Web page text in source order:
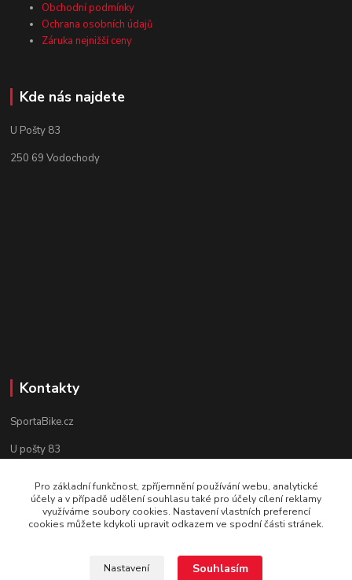
Obchodní podmínky
Ochrana osobních údajů
Záruka nejnižší ceny
Kde nás najdete
U Pošty 83
250 69 Vodochody
Kontakty
SportaBike.cz
U pošty 83
tel.: +420 736 274 612
e-mail: info@sportabike.cz
Pro základní funkčnost, zpříjemnění používání webu, analytické
účely a v případě udělení souhlasu také pro účely cílení reklamy
využíváme soubory cookies. Nastavení vlastních preferencí
cookies můžete kdykoli upravit odkazem ve spodní části stránek.
Nastavení Souhlasím